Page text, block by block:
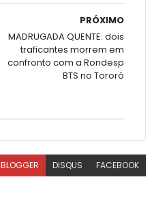
PRÓXIMO
MADRUGADA QUENTE: dois
traficantes morrem em
confronto com a Rondesp
BTS no Tororó
BLOGGER DISQUS FACEBOOK